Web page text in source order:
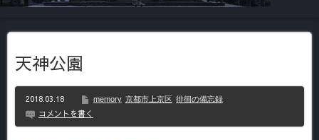
天神公園
2018.03.18 memory 京都市上京区 徘徊の備忘録
コメントを書く